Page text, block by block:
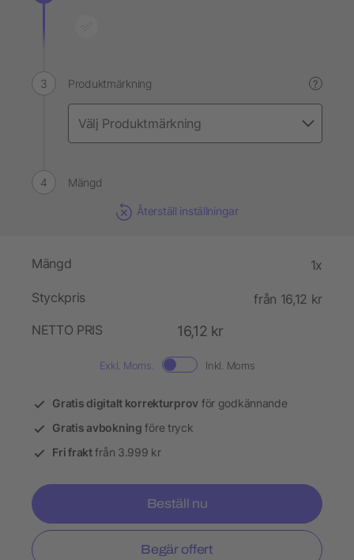
Produktmärkning ?
Mängd
Återställ inställningar
Mängd 1x
Styckpris
från 16,12 kr
NETTO PRIS
16,12 kr
Exkl. Moms. Inkl. Moms
Gratis digitalt korrekturprov för godkännande
Gratis avbokning före tryck
Fri fraktfrån 3.999 kr
Beställ nu
Begär offert